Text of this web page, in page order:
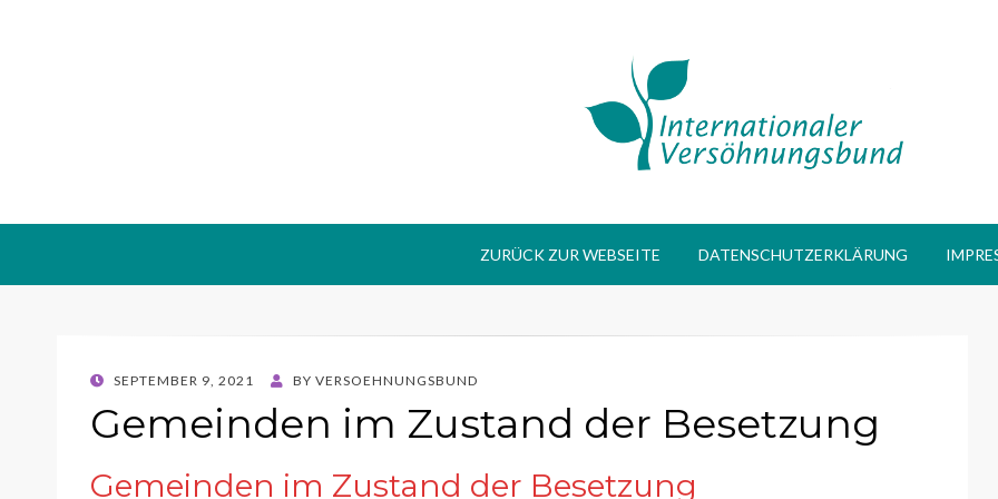
Internationaler
ZURÜCK ZUR WEBSEITE DATENSCHUTZERKLÄRUNG
POSTED
SEPTEMBER 9, 2021 BY VERSOEHNUNGSBUND
Gemeinden im Zustand der Besetzung
Gemeinden im Zustand der Besetzung